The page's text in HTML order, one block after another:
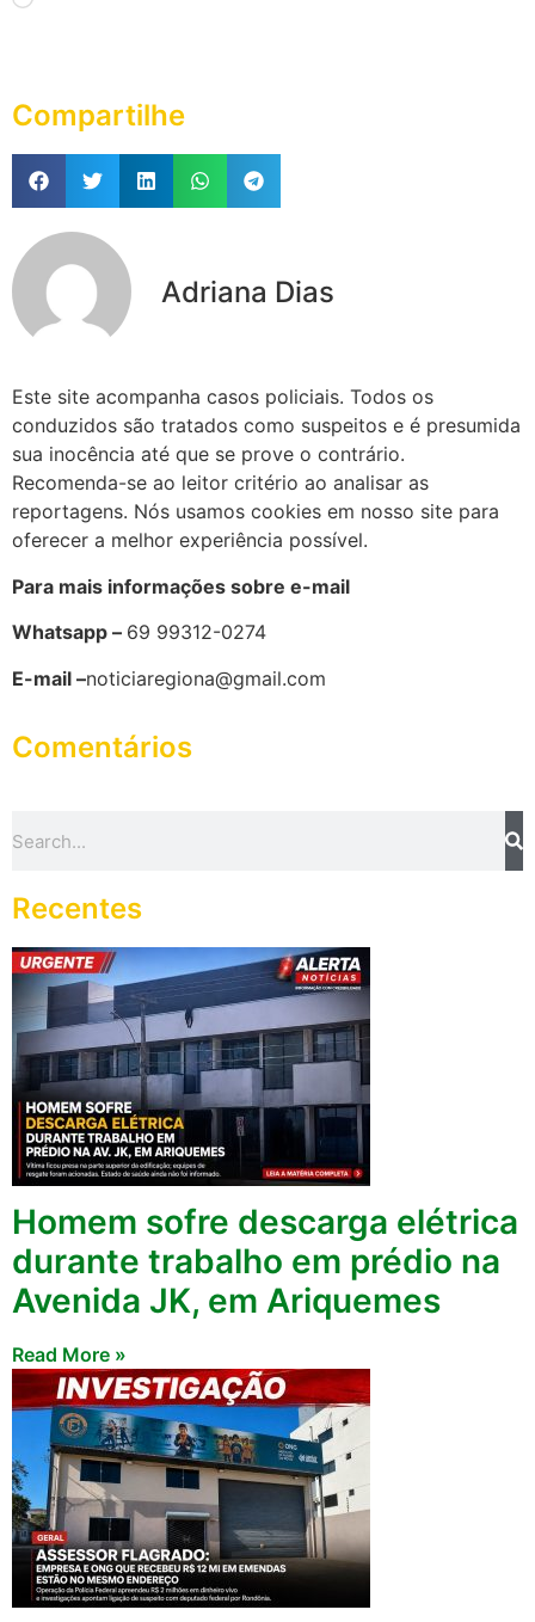
Compartilhe
Adriana Dias
Este site acompanha casos policiais. Todos os
conduzidos são tratados como suspeitos e é presumida
sua inocência até que se prove o contrário.
Recomenda-se ao leitor critério ao analisar as
reportagens. Nós usamos cookies em nosso site para
oferecer a melhor experiência possível.
Para mais informações sobre e-mail
Whatsapp – 69 99312-0274
E-mail –noticiaregiona@gmail.com
Comentários
Recentes
Homem sofre descarga elétrica
durante trabalho em prédio na
Avenida JK, em Ariquemes
Read More »